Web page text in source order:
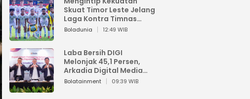
Skuat Timor Leste Jelang
Laga Kontra Timnas
Indonesia di Piala AFF
Boladunia 12:49 WIB
Laba Bersih DIGI
Melonjak 45,1 Persen,
Arkadia Digital Media
Perkuat Bisnis AI dan
Bolatainment 09:39 WIB